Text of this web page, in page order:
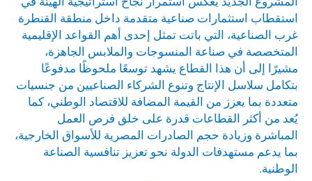
استقطاب استثمارات صناعية متقدمة داخل منطقة القنطرة
غرب الصناعية، التي باتت تمثل إحدى أهم القواعد الإقليمية
المتخصصة في صناعة المنسوجات والملابس الجاهزة،
مشيرًا إلى أن هذا القطاع يشهد توسعًا ملحوظًا مدفوعًا
بتكامل سلاسل الإنتاج وتنوع الشركاء الصناعيين من جنسيات
متعددة بما يعزز من القيمة المضافة للاقتصاد الوطني، كما
يُعد من أكثر القطاعات قدرة على خلق فرص العمل
المباشرة وزيادة حجم الصادرات المصرية للأسواق الخارجية،
بما يدعم مستهدفات الدولة نحو تعزيز تنافسية الصناعة
الوطنية.